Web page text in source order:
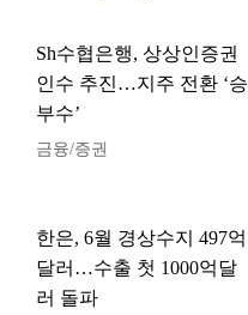
Sh수협은행, 상상인증권
인수 추진…지주 전환 ‘승
부수’
금융/증권
한은, 6월 경상수지 497억
달러…수출 첫 1000억달
러 돌파